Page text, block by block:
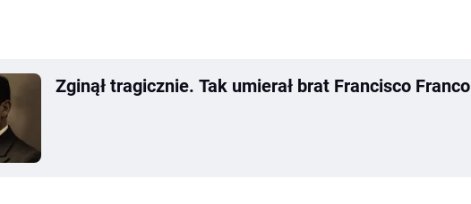
Zginął tragicznie. Tak umierał brat Francisco Franco